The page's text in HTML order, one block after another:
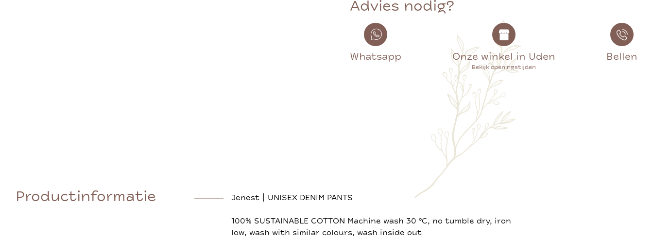
Advies nodig?
Whatsapp Onze winkel in Uden
Bekijk openingstijden
Bellen
Productinformatie Jenest | UNISEX DENIM PANTS
100% SUSTAINABLE COTTON Machine wash 30 °C, no tumble dry, iron
low, wash with similar colours, wash inside out